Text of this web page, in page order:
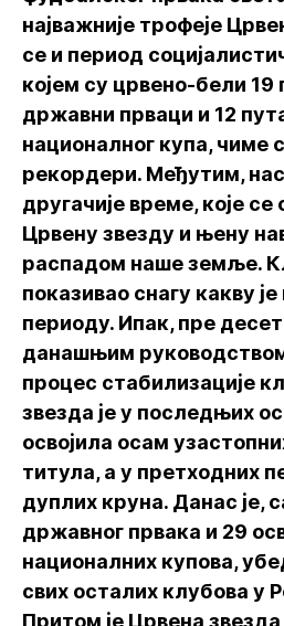
најважније трофеје
се и период
којем су црвено-бели 19
државни прваци и 12
националног купа, чиме
рекордери. Међутим,
другачије време, које
Црвену звезду и њену
распадом наше земље.
показивао снагу какву
периоду. Ипак, пре
данашњим
процес стабилизације
звезда је у последњих
освојила осам
титула, а у претходних
дуплих круна. Данас је,
државног првака и 29
националних купова,
свих осталих клубова у
Притом је Црвена